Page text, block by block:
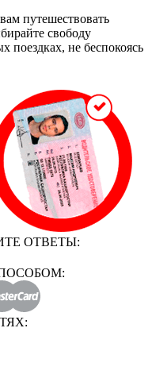
путешествовать
свободу
поездках, не беспокоясь
ОТВЕТЫ: